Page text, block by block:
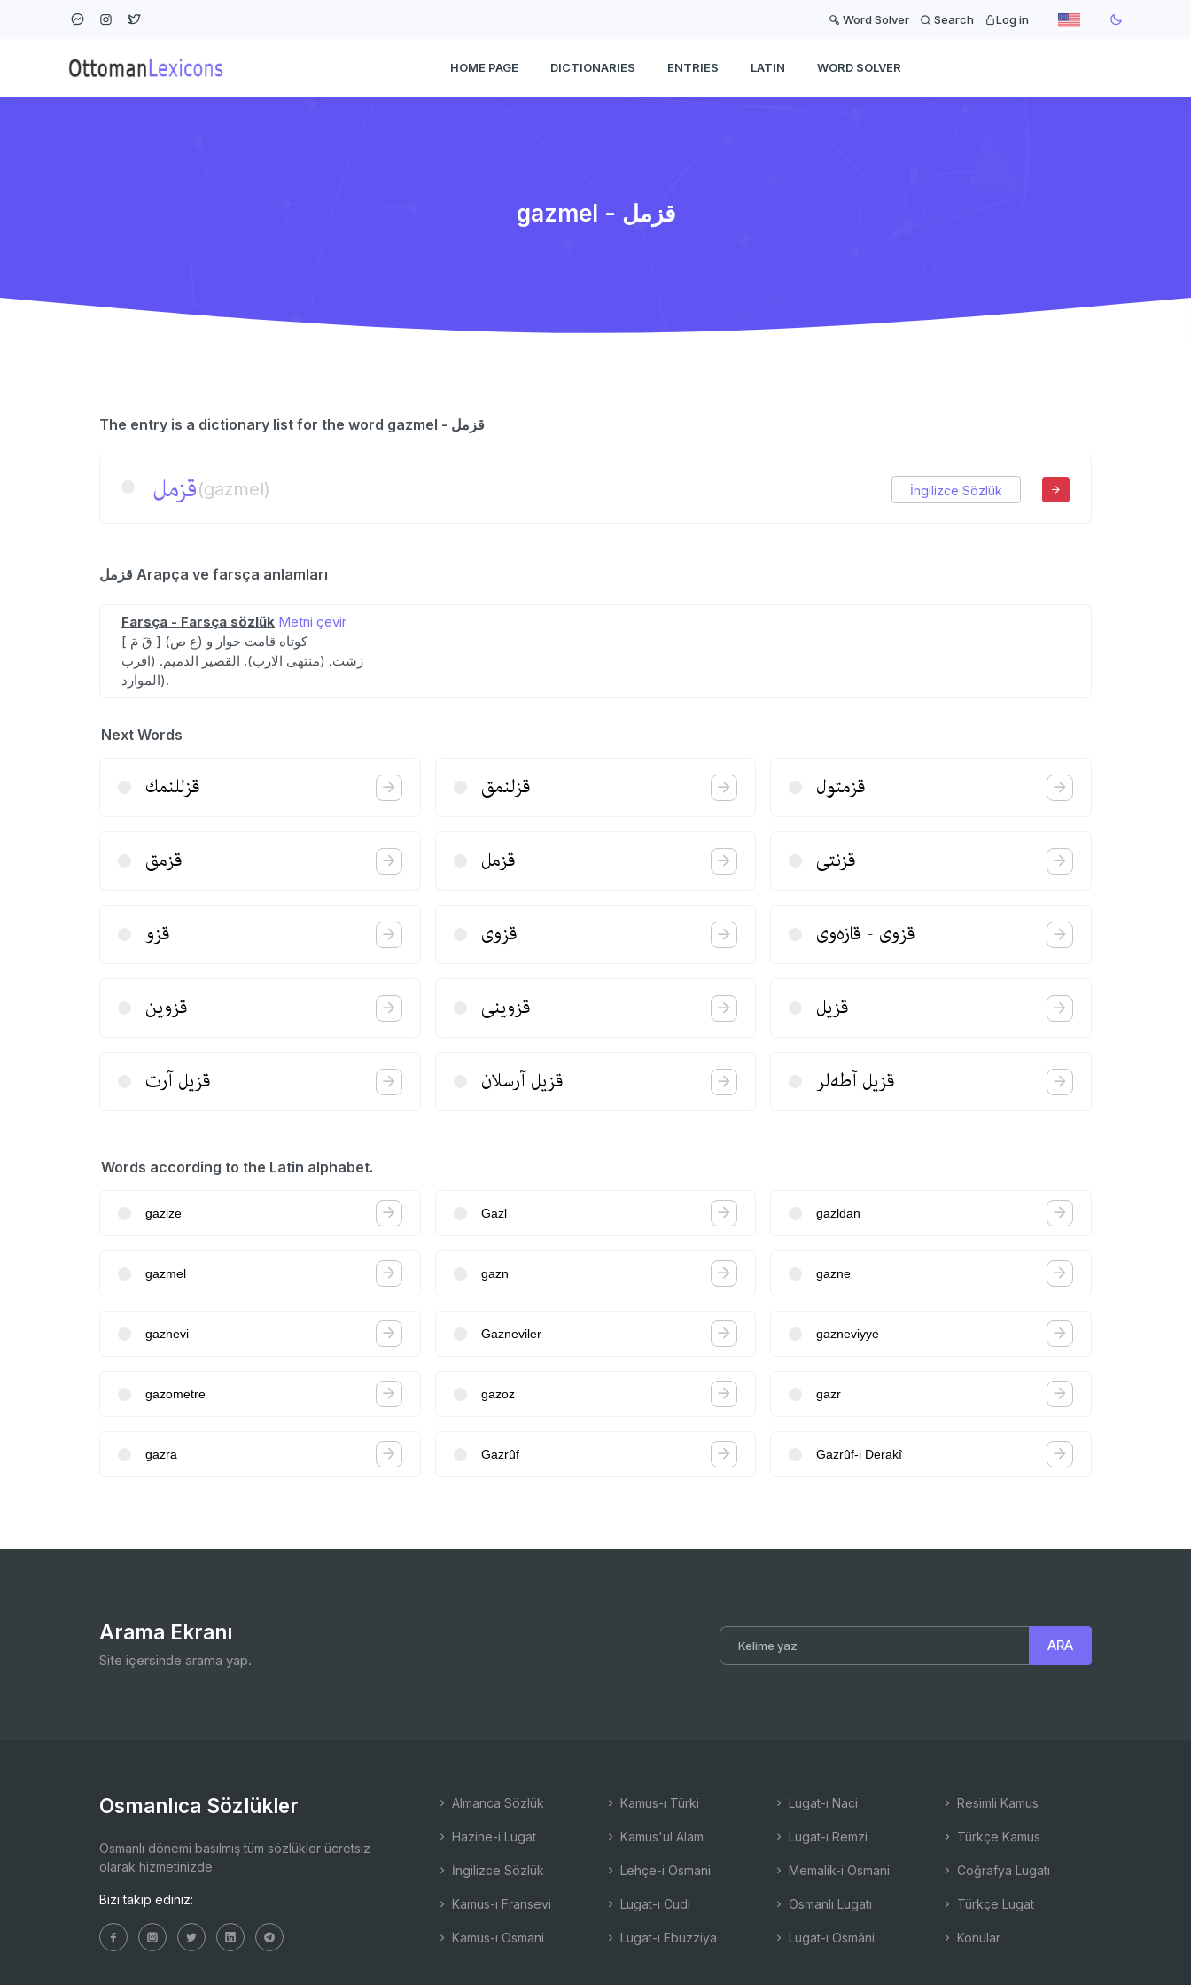
Word Solver Search Log in
HOME PAGE DICTIONARIES ENTRIES LATIN WORD SOLVER
gazmel - قزمل
The entry is a dictionary list for the word gazmel - قزمل
قزمل(gazmel) İngilizce Sözlük
قزمل Arapça ve farsça anlamları
Farsça - Farsça sözlük Metni çevir
[ قَ مَ ] (ع ص) کوتاه قامت خوار و
زشت. (منتهی الارب). القصیر الدمیم. (اقرب
الموارد).
Next Words
قزللنمك قزلنمق قزمتول
قزمق قزمل قزنتی
قزو قزوی قزوی - قازه‌وی
قزوین قزوینی قزیل
قزیل آرت قزیل آرسلان قزیل آطه‌لر
Words according to the Latin alphabet.
gazize Gazl gazldan
gazmel gazn gazne
gaznevi Gazneviler gazneviyye
gazometre gazoz gazr
gazra Gazrûf Gazrûf-i Derakî
Arama Ekranı
Site içersinde arama yap.
Osmanlıca Sözlükler
Osmanlı dönemi basılmış tüm sözlükler ücretsiz
olarak hizmetinizde.
Bizi takip ediniz:
Almanca Sözlük
Hazine-i Lugat
İngilizce Sözlük
Kamus-ı Fransevi
Kamus-ı Osmani
Kamus-ı Türki
Kamus'ul Alam
Lehçe-i Osmani
Lugat-ı Cudi
Lugat-ı Ebuzziya
Lugat-ı Naci
Lugat-ı Remzi
Memalik-i Osmani
Osmanlı Lugatı
Lugat-ı Osmâni
Resimli Kamus
Türkçe Kamus
Coğrafya Lugatı
Türkçe Lugat
Konular